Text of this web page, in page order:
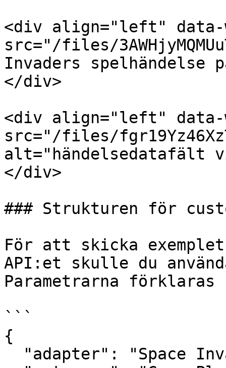
<div align="left" data-
src="/files/
Invaders
</div>
<div align="left" data-
src="/files/
</div>
### Strukturen för
För att skicka exemplet
API:et skulle du
Parametrarna förklaras
```
{